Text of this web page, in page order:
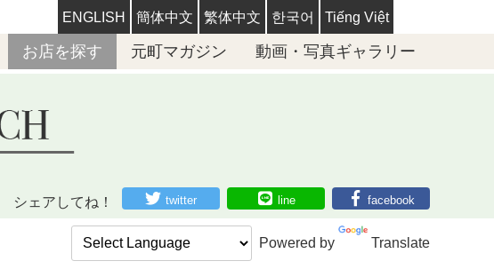
ENGLISH 簡体中文 繁体中文 한국어 Tiếng Việt
お店を探す 元町マガジン 動画・写真ギャラリー
シェアしてね！ twitter line facebook
Powered by Translate